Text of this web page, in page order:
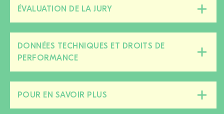
ÉVALUATION DE LA JURY
cette
section
DONNÉES TECHNIQUES ET DROITS DE
PERFORMANCE
POUR EN SAVOIR PLUS
cette